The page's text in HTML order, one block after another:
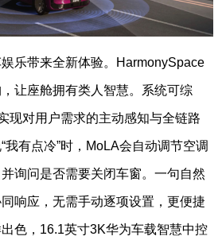
乐带来全新体验。HarmonySpace
让座舱拥有类人智慧。系统可综
现对用户需求的主动感知与全链路
我有点冷”时，MoLA会自动调节空调
询问是否需要关闭车窗。一句自然
响应，无需手动逐项设置，更便捷
色，16.1英寸3K华为车载智慧中控